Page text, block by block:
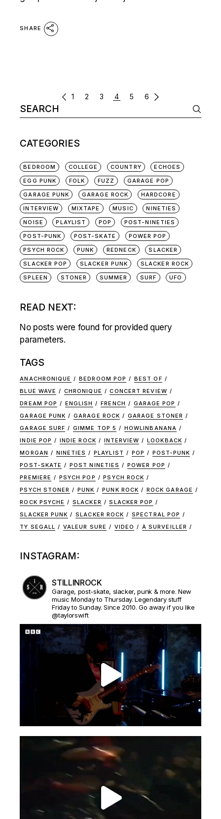
SHARE
POSTS
NAVIGATION
1 2 3 4 5 6
Search
for:
CATEGORIES
BEDROOM COLLEGE COUNTRY
ECHOES
EGG PUNK
FOLK FUZZ
GARAGE POP
GARAGE PUNK
GARAGE ROCK
HARDCORE
INTERVIEW
MIXTAPE MUSIC
NINETIES
NOISE
PLAYLIST POP
POST-NINETIES
POST-PUNK
POST-SKATE
POWER POP
PSYCH ROCK
PUNK REDNECK
SLACKER
SLACKER POP
SLACKER PUNK
SLACKER ROCK
SPLEEN
STONER SUMMER SURF UFO
READ NEXT:
No posts were found for provided query
parameters.
TAGS
ANACHRONIQUE BEDROOM POP
BEST OF
BLUE WAVE
CHRONIQUE
CONCERT REVIEW
DREAM POP
ENGLISH FRENCH
GARAGE POP
GARAGE PUNK
GARAGE ROCK
GARAGE STONER
GARAGE SURF
GIMME TOP 5
HOWLINBANANA
INDIE POP
INDIE ROCK INTERVIEW
LOOKBACK
MORGAN
NINETIES PLAYLIST POP
POST-PUNK
POST-SKATE
POST NINETIES
POWER POP
PREMIERE
PSYCH POP
PSYCH ROCK
PSYCH STONER
PUNK PUNK ROCK
ROCK GARAGE
ROCK PSYCHE
SLACKER
SLACKER POP
SLACKER PUNK
SLACKER ROCK
SPECTRAL POP
TY SEGALL
VALEUR SURE VIDEO À SURVEILLER
INSTAGRAM:
STILLINROCK
Garage, post-skate, slacker, punk & more. New
music Monday to Thursday. Legendary stuff
Friday to Sunday. Since 2010. Go away if you like
@taylorswift